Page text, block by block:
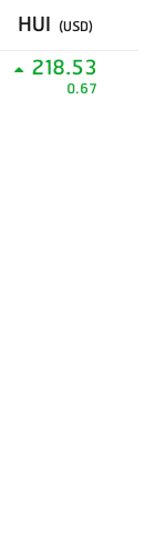
HUI (USD)
218.53
0.67